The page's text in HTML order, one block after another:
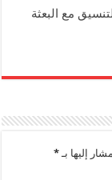
مع البعثة
إليها بـ*